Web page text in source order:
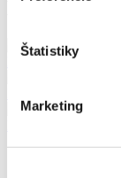
Štatistiky
Marketing
Korábbi
PANOLEX |